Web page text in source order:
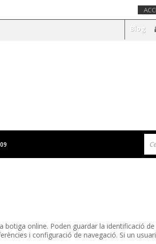
Blog
botiga online. Poden guardar la identificació
i configuració de navegació. Si un